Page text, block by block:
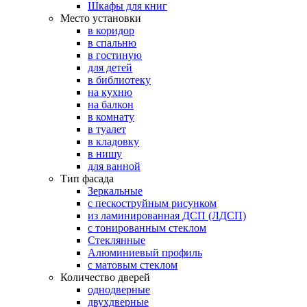
Шкафы для книг
Место установки
в коридор
в спальню
в гостиную
для детей
в библиотеку
на кухню
на балкон
в комнату
в туалет
в кладовку
в нишу
для ванной
Тип фасада
Зеркальные
с пескоструйным рисунком
из ламинированная ДСП (ЛДСП)
с тонированным стеклом
Стеклянные
Алюминиевый профиль
с матовым стеклом
Количество дверей
однодверные
двухдверные